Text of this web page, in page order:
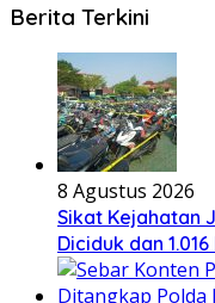
Berita Terkini
8 Agustus 2026
Sikat Kejahatan
Diciduk dan